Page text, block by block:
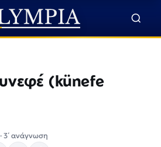
(künefe
3΄ ανάγνωση